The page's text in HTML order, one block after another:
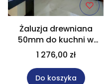
Żaluzja drewniana
50mm do kuchni w
kolorze białym rozm.
160x170 cm
1 276,00 zł
Do koszyka